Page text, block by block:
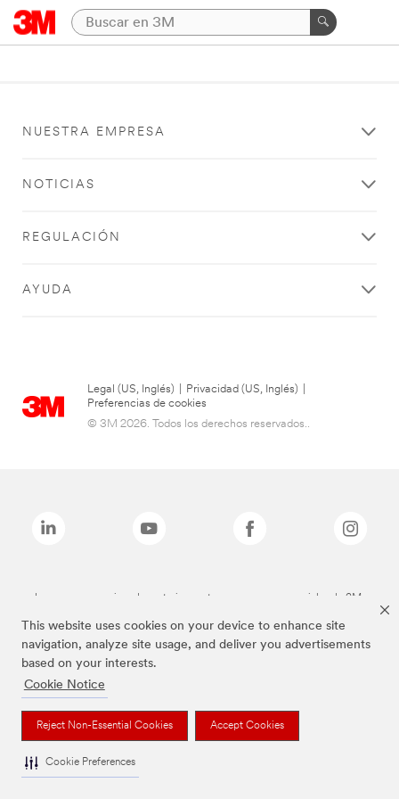
This website uses cookies on your device to enhance site
navigation, analyze site usage, and deliver you advertisements
based on your interests.
Cookie Notice
Reject Non-Essential Cookies Accept Cookies
Cookie Preferences
NUESTRA EMPRESA
NOTICIAS
REGULACIÓN
AYUDA
Legal (US, Inglés) Privacidad (US, Inglés)
Preferencias de cookies
© 3M 2026. Todos los derechos reservados..
Las marcas mencionadas anteriormente son marcas comerciales de 3M.